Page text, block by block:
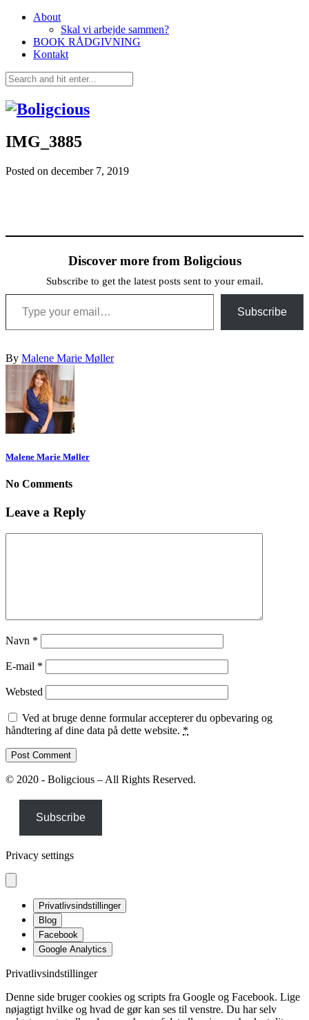
About
Skal vi arbejde sammen?
BOOK RÅDGIVNING
Kontakt
IMG_3885
Posted on december 7, 2019
Discover more from Boligcious
Subscribe to get the latest posts sent to your email.
Type your email…
Subscribe
By Malene Marie Møller
Malene Marie Møller
No Comments
Leave a Reply
Navn *
E-mail *
Websted
Ved at bruge denne formular accepterer du opbevaring og
håndtering af dine data på dette website. *
© 2020 - Boligcious – All Rights Reserved.
Subscribe
Privacy settings
Privatlivsindstillinger
Blog
Facebook
Google Analytics
Privatlivsindstillinger
Denne side bruger cookies og scripts fra Google og Facebook. Lige
nøjagtigt hvilke og hvad de gør kan ses til venstre. Du har selv